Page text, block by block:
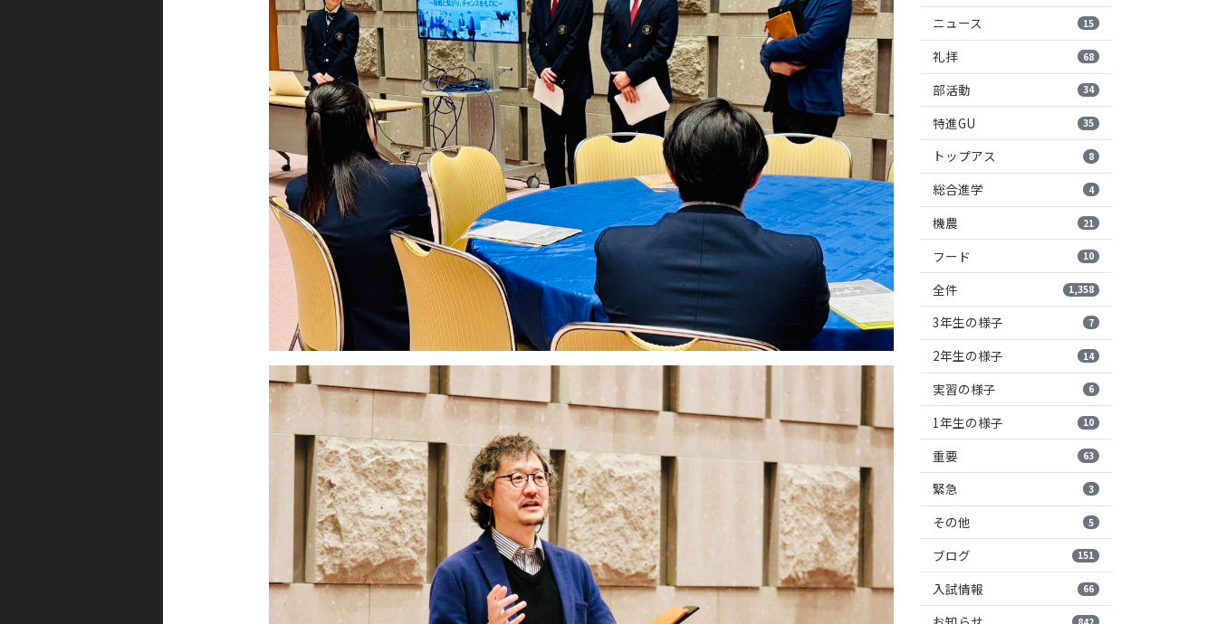
ニュース 15
礼拝 68
部活動 34
特進GU 35
トップアス 8
総合進学 4
機農 21
フード 10
全件 1,358
3年生の様子 7
2年生の様子 14
実習の様子 6
1年生の様子 10
重要 63
緊急 3
その他 5
ブログ 151
入試情報 66